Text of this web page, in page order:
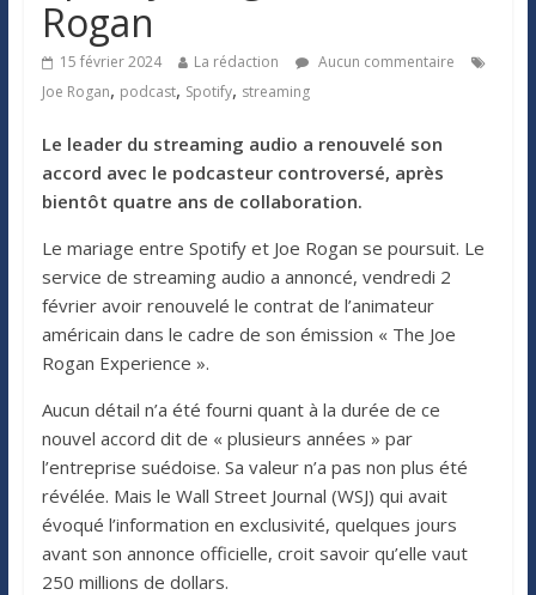
Rogan
15 février 2024 La rédaction
Aucun commentaire
Joe Rogan, podcast, Spotify, streaming
Le leader du streaming audio a renouvelé son
accord avec le podcasteur controversé, après
bientôt quatre ans de collaboration.
Le mariage entre Spotify et Joe Rogan se poursuit. Le
service de streaming audio a annoncé, vendredi 2
février avoir renouvelé le contrat de l’animateur
américain dans le cadre de son émission « The Joe
Rogan Experience ».
Aucun détail n’a été fourni quant à la durée de ce
nouvel accord dit de « plusieurs années » par
l’entreprise suédoise. Sa valeur n’a pas non plus été
révélée. Mais le Wall Street Journal (WSJ) qui avait
évoqué l’information en exclusivité, quelques jours
avant son annonce officielle, croit savoir qu’elle vaut
250 millions de dollars.